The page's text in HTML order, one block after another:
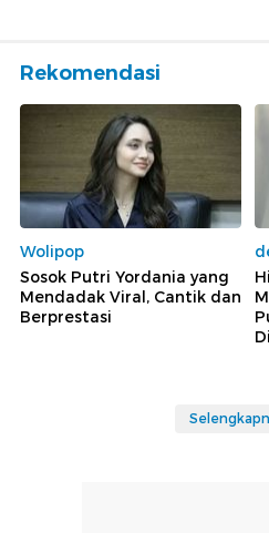
Rekomendasi
Wolipop
Sosok Putri Yordania yang
Mendadak Viral, Cantik dan
Berprestasi